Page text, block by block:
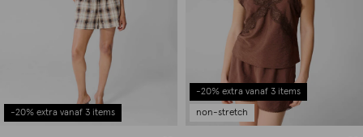
-20% extra vanaf 3 items
-20% extra vanaf 3 items
non-stretch